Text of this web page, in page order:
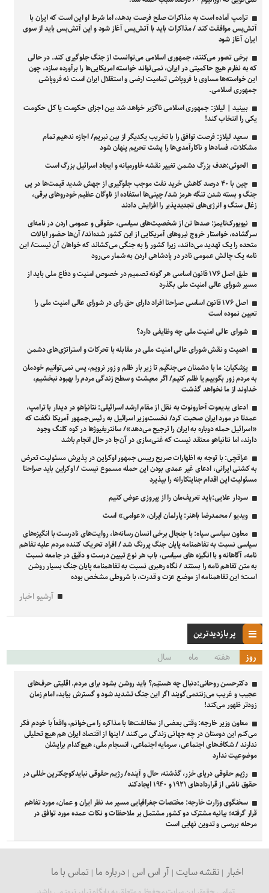
ترامپ آماده است به مذاکرات صلح فرصت بدهد، اما شرط او این است که ایران با
آتش‌بس موافقت کند / مذاکرات باید با آتش‌بس آغاز شود و این آتش‌بس باید از سوی
ایران آغاز شود
برخی تصور می‌کنند، جمهوری اسلامی می‌توانست از جنگ جلوگیری کند. در حالی
که به نظرم هیچ حاکمیتی در ایران، نمی‌تواند خواسته امریکایی‌ها را برآورده سازد، چون
این خواسته‌ها مساوی با فروپاشی تمامیت ارضی و استقلال ایران است نه فروپاشی
جمهوری اسلامی.
ببینید | لیلاز: جمهوری اسلامی ناگزیر خواهد شد بین اجزای حکومت یا کل حکومت
یکی را انتخاب کند!
سعید لیلاز: فرصت توافق را با تخریب یکدیگر از بین نبریم/ اجازه ندهیم تمام
مشکلات، فسادها و ناکارآمدی‌ها را پشت تحریم پنهان شود
الحوثی:هدف بزرگ دشمن تغییر نقشه خاورمیانه و ایجاد اسرائیل بزرگ است
چین با ۴۰ درصد کاهش خرید نفت موجب جلوگیری از جهش شدید قیمت‌ها در پی
جنگ و بسته شدن تنگه هرمز شد/ چینی‌ها استفاده از ناوگان عظیم خودرو‌های برقی،
زغال سنگ و انرژی‌های تجدیدپذیر را افزایش دادند
نیویورک‌تایمز: صدها تن از شخصیت‌های سیاسی، حقوقی و عمومی اردن در نامه‌ای
سرگشاده، خواستار خروج نیروهای آمریکایی از این کشور شده‌اند/ آن‌ها حضور ایالات
متحده را یک تهدید می‌دانند، زیرا کشور را به جنگی می‌کشاند که خواهان آن نیست/ این
نامه یک چالش عمومی نادر در پادشاهی اردن به شمار می‌رود
طبق اصل ۱۷۶ قانون اساسی هر گونه تصمیم در خصوص امنیت و دفاع ملی باید از
مسیر شورای عالی امنیت ملی بگذرد
اصل ۱۷۶ قانون اساسی صراحتا افراد دارای حق رای در شورای عالی امنیت ملی را
تعیین نموده است
شورای عالی امنیت ملی چه وظایفی دارد؟
اهمیت و نقش شورای عالی امنیت ملی در مقابله با تحرکات و استراتژی‌های دشمن
پزشکیان: ما با دشمنان می‌جنگیم تا زیر بار ظلم و زور نرویم، پس نمی‌توانیم خودمان
به مردم زور بگوییم یا ظلم کنیم/ اگر معیشت و سطح زندگی مردم را بهبود نبخشیم،
خداوند از ما نخواهد گذشت
ادعای یدیعوت آحارونوت به نقل از مقام ارشد اسرائیلی: نتانیاهو در دیدار با ترامپ،
عمدتا در مورد ایران صحبت کرد/ نخست‌وزیر اسرائیل به رئیس‌جمهور آمریکا نگفت که
«اسرائیل حمله دوباره به ایران را ترجیح می‌دهد»/ سانتریفیوژ‌ها در کوه کلنگ وجود
دارند، اما نتانیاهو معتقد نیست که غنی‌سازی در آن‌جا در حال انجام باشد
عراقچی: با توجه به اظهارات صریح رییس جمهور اوکراین در پذیرش مسئولیت تعرض
به کشتی ایرانی، ادعای غیر عمدی بودن این حمله مسموع نیست / اوکراین باید صراحتا
مسئولیت این اقدام جنایتکارانه را بپذیرد
سردار علایی:باید تعریف‌مان را از پیروزی عوض کنیم
ویدیو / محمدرضا باهنر: پارلمان ایران، «عوامی» است
معاون سیاسی سپاه: با جنجال برخی انسان رسانه‌ها، روایت‌های نادرست با انگیزه‌های
سیاسی نسبت به تفاهمنامه پایان جنگ پررنگ شد / افراد تحریک کننده مردم علیه تفاهم
نامه، آگاهانه و با انگیزه های سیاسی، باب هر نوع تبیین درست و دقیق در جامعه نسبت
به متن تفاهم نامه را بستند / نگاه رهبری نسبت به تفاهمنامه‌ پایان جنگ بسیار روشن
است؛ این تفاهمنامه از موضع عزت و قدرت، با شروطی مشخص بوده
آرشیو اخبار
پر بازدیدترین
روز
هفته ماه سال
دکترحسن روحانی:دنبال چه هستیم؟ باید روشن بشود برای مردم. اقلیتی حرف‌های
عجیب و غریب می‌زنندمی‌گویند اگر این جنگ تشدید شود و گسترش بیابد، امام زمان
زودتر ظهور می‌کند!
معاون وزیر خارجه: وقتی بعضی از مخالفت‌ها با مذاکره را می‌خوانم، واقعاً با خودم فکر
می‌کنم این دوستان در چه جهانی زندگی می‌کنند / اینها از اقتصاد ایران هم هیچ تحلیلی
ندارند / شکاف‌های اجتماعی، سرمایه اجتماعی، انسجام ملی، هیچ‌کدام برایشان
موضوعیت ندارد
رژیم حقوقی دریای خزر، گذشته، حال و آینده/ رژیم حقوقی نبایدکوچکترین خللی در
حقوق ناشی از قراردادهای ۱۹۲۱ و ۱۹۴۰ ایجادکند
سخنگوی وزارت خارجه: مختصات جغرافیایی مسیر مد نظر ایران و عمان، مورد تفاهم
قرار گرفته؛ بیانیه مشترک دو کشور مشتمل بر ملاحظات و نکات عمده مورد توافق در
مرحله بررسی و تدوین نهایی است
اخبار نقشه سایت آر اس اس درباره ما تماس با ما